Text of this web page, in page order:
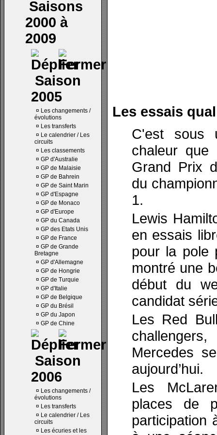
Saisons
2000 à
2009
Saison
2005
¤ Les changements /
évolutions
¤ Les transferts
¤ Le calendrier / Les
circuits
¤ Les classements
¤ GP d'Australie
¤ GP de Malaisie
¤ GP de Bahrein
¤ GP de Saint Marin
¤ GP d'Espagne
¤ GP de Monaco
¤ GP d'Europe
¤ GP du Canada
¤ GP des Etats Unis
¤ GP de France
¤ GP de Grande
Bretagne
¤ GP d'Allemagne
¤ GP de Hongrie
¤ GP de Turquie
¤ GP d'Italie
¤ GP de Belgique
¤ GP du Brésil
¤ GP du Japon
¤ GP de Chine
Saison
2006
¤ Les changements /
évolutions
¤ Les transferts
¤ Le calendrier / Les
circuits
¤ Les écuries et les
Les essais
C'est sous
chaleur que
Grand Prix
du
1.
Lewis
en essais
pour la pole
montré une
début du
candidat
Les Red
Mercedes
aujourd’hui.
Les
places de
participation